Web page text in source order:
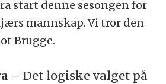
start denne sesongen for
mannskap. Vi tror den
Brugge.
– Det logiske valget på